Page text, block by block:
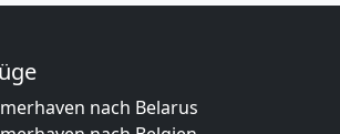
nach Belarus